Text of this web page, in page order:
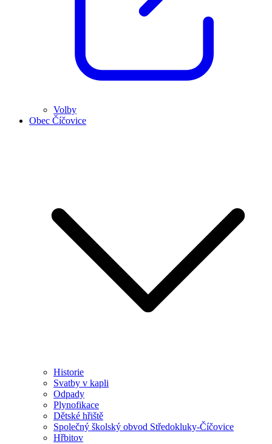
Volby
Obec Číčovice
Historie
Svatby v kapli
Odpady
Plynofikace
Dětské hřiště
Společný školský obvod Středokluky-Číčovice
Hřbitov